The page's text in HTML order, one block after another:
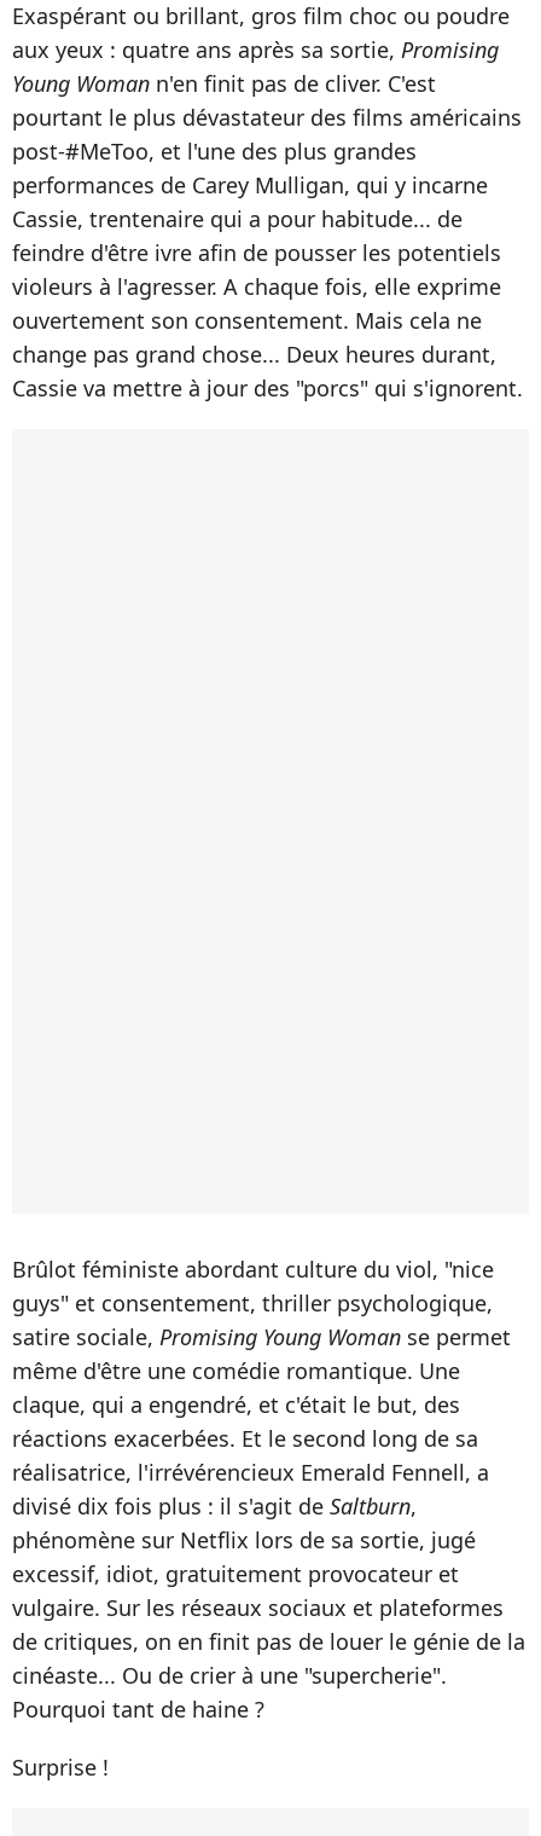
Exaspérant ou brillant, gros film choc ou poudre
aux yeux : quatre ans après sa sortie, Promising
Young Woman n'en finit pas de cliver. C'est
pourtant le plus dévastateur des films américains
post-#MeToo, et l'une des plus grandes
performances de Carey Mulligan, qui y incarne
Cassie, trentenaire qui a pour habitude... de
feindre d'être ivre afin de pousser les potentiels
violeurs à l'agresser. A chaque fois, elle exprime
ouvertement son consentement. Mais cela ne
change pas grand chose... Deux heures durant,
Cassie va mettre à jour des "porcs" qui s'ignorent.
Brûlot féministe abordant culture du viol, "nice
guys" et consentement, thriller psychologique,
satire sociale, Promising Young Woman se permet
même d'être une comédie romantique. Une
claque, qui a engendré, et c'était le but, des
réactions exacerbées. Et le second long de sa
réalisatrice, l'irrévérencieux Emerald Fennell, a
divisé dix fois plus : il s'agit de Saltburn,
phénomène sur Netflix lors de sa sortie, jugé
excessif, idiot, gratuitement provocateur et
vulgaire. Sur les réseaux sociaux et plateformes
de critiques, on en finit pas de louer le génie de la
cinéaste... Ou de crier à une "supercherie".
Pourquoi tant de haine ?
Surprise !